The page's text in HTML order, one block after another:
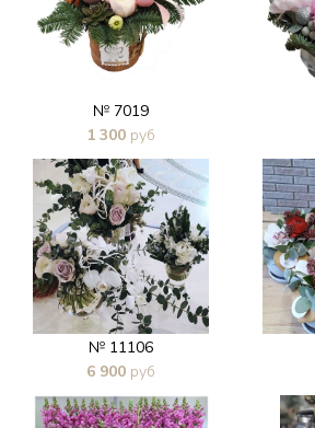
№ 7019
1 300 руб
В 1 клик
№ 11106
6 900 руб
В 1 клик